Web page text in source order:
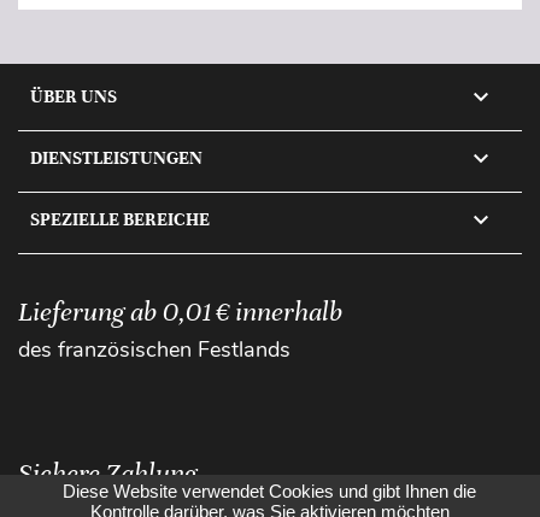
ÜBER UNS 
DIENSTLEISTUNGEN 
SPEZIELLE BEREICHE 
Lieferung ab 0,01 € innerhalb
des französischen Festlands
Sichere Zahlung
Diese Website verwendet Cookies und gibt Ihnen die
Kontrolle darüber, was Sie aktivieren möchten